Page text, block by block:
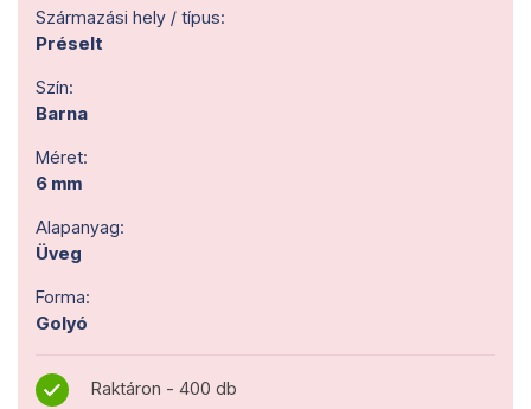
Származási hely / típus:
Préselt
Szín:
Barna
Méret:
6 mm
Alapanyag:
Üveg
Forma:
Golyó
Raktáron - 400 db